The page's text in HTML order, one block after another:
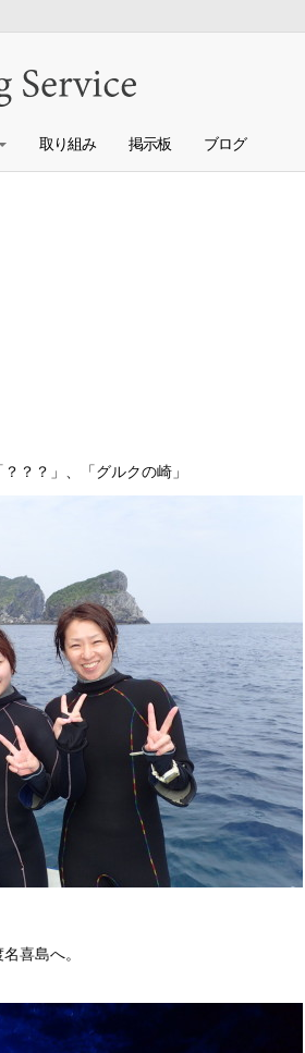
取り組み 掲示板 ブログ
？？」、「グルクの崎」
喜島へ。